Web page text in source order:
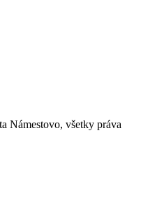
Námestovo, všetky práva